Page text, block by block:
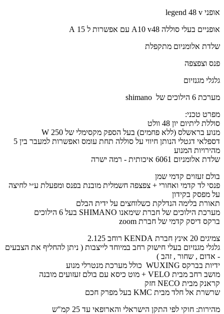
אופני legend 48 v
אופניים בעלי סוללה 48
v
A עם אפשרות ל 15
A
שלדת אלומניום מתקפלת
פנס וצפצפה
גלגלי מגנזיום
מערכת 6 הילוכים של
shimano
מפרט טכני:
סוללת ליתיום יון 48 וולט
מנוע בראשלס (ללא פחמים) בעל הספק מקסימלי של 250 W
דספלאי דגטלי הנותן חיווי על סוללה תחת עומס ואפשרות למעבר בין 5
מהירויות המנוע
שלדת אלומניום 6061 איכותית - רמה ישרה
בולם זעזוים קדמי שמן
פנסי לד קדמי ואחורי + צפצפה חשמלית מובנת בפנס ומפעלת ע״י לחיצה
על מפסק בקידון
תאורת בלימה הנדלקת כשלוחצים על ידית הבלם
מערכת הילוכים של חברת שימאנו SHIMANO בעל 6 הילוכים
ברקס דיסק קדמי של חברת zoom
צמיגים 20 אינץ חברת KENDA רוחב 2.125
גלגלי מגנזיום בעלי חישוק רחב במיוחד לייצבות ( ניתן להחליף את הצבעים
- אדום , שחור , זהב )
ידיות בברקס WUXING כולל מערכת מנטרלי מנוע
מושב רחב מבית VELO + מוט כיסא עם בולם זעזועים מובנה
קראנק מבית NECO חזק
שרשרת אל חלד מבית KMC בעל מפרק חכם
מהירות: חוקי לפי התקן הישראלי והארופאי עד 25 קמ"ש